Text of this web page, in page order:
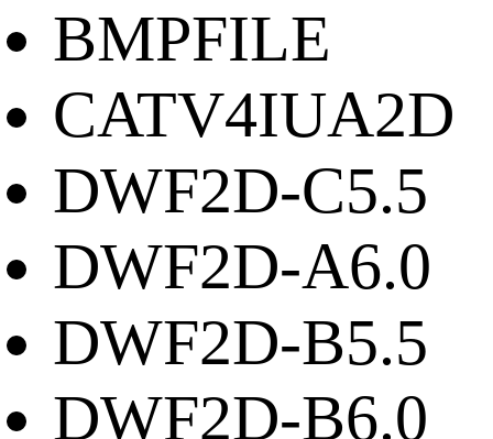
BMPFILE
CATV4IUA2D
DWF2D-C5.5
DWF2D-A6.0
DWF2D-B5.5
DWF2D-B6.0